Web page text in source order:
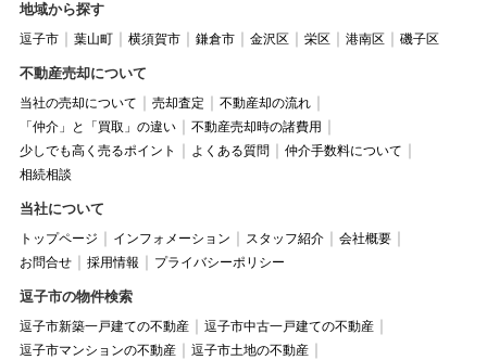
地域から探す
逗子市 葉山町 横須賀市 鎌倉市 金沢区 栄区 港南区 磯子区
不動産売却について
当社の売却について 売却査定
不動産却の流れ
「仲介」と「買取」の違い
不動産売却時の諸費用
少しでも高く売るポイント
よくある質問
仲介手数料について
相続相談
当社について
トップページ インフォメーション スタッフ紹介
会社概要
お問合せ
採用情報 プライバシーポリシー
逗子市の物件検索
逗子市新築一戸建ての不動産
逗子市中古一戸建ての不動産
逗子市マンションの不動産
逗子市土地の不動産